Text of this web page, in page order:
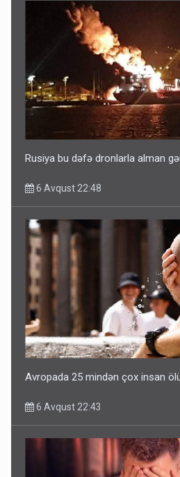
Rusiya bu dəfə dronlarla alman
6 Avqust 22:48
Avropada 25 mindən çox insan
6 Avqust 22:43